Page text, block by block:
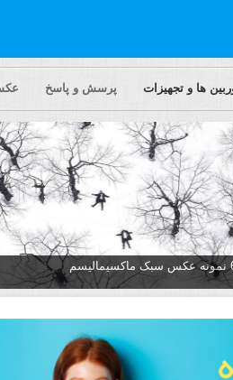
ها و تجهیزات پرسش و پاسخ